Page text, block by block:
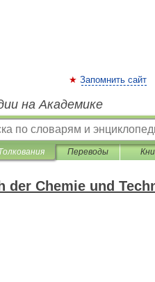
Запомнить сайт
на Академике
Переводы
der Chemie und